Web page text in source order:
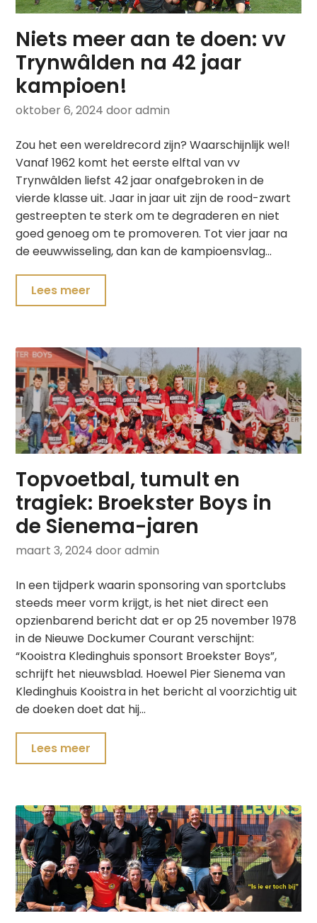
Niets meer aan te doen: vv
Trynwâlden na 42 jaar
kampioen!
oktober 6, 2024 door admin
Zou het een wereldrecord zijn? Waarschijnlijk wel!
Vanaf 1962 komt het eerste elftal van vv
Trynwâlden liefst 42 jaar onafgebroken in de
vierde klasse uit. Jaar in jaar uit zijn de rood-zwart
gestreepten te sterk om te degraderen en niet
goed genoeg om te promoveren. Tot vier jaar na
de eeuwwisseling, dan kan de kampioensvlag…
Lees meer
Topvoetbal, tumult en
tragiek: Broekster Boys in
de Sienema-jaren
maart 3, 2024 door admin
In een tijdperk waarin sponsoring van sportclubs
steeds meer vorm krijgt, is het niet direct een
opzienbarend bericht dat er op 25 november 1978
in de Nieuwe Dockumer Courant verschijnt:
“Kooistra Kledinghuis sponsort Broekster Boys”,
schrijft het nieuwsblad. Hoewel Pier Sienema van
Kledinghuis Kooistra in het bericht al voorzichtig uit
de doeken doet dat hij…
Lees meer